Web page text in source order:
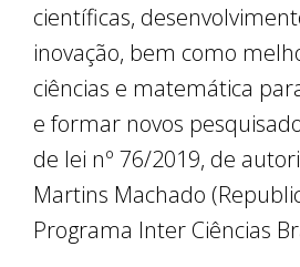
científicas,
inovação, bem como
ciências e matemática
e formar novos
de lei nº 76/2019, de
Martins Machado
Programa Inter Ciências